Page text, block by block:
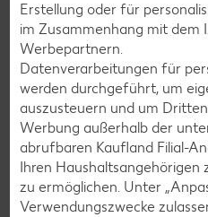
Die Spenden aus
an:Förderverein für
Tübingen e.V.
Mehr
Erstellung oder für
im Zusammenhang mit dem
Werbepartnern.
Datenverarbeitungen für
werden durchgeführt, um
auszusteuern und um
Werbung außerhalb der
abrufbaren Kaufland Filial-
Ihren Haushaltsangehörigen
zu ermöglichen. Unter
Verwendungszwecke